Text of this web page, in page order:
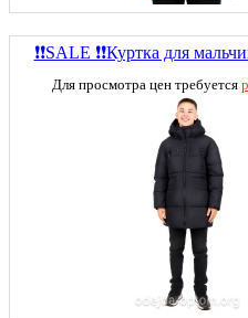
❗❗SALE ❗❗Куртка для
Для просмотра цен требуется